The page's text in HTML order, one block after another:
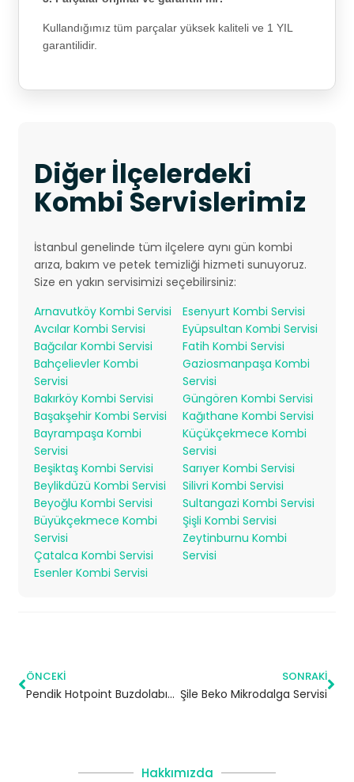
Kullandığımız tüm parçalar yüksek kaliteli ve 1 YIL
garantilidir.
Diğer İlçelerdeki
Kombi Servislerimiz
İstanbul genelinde tüm ilçelere aynı gün kombi
arıza, bakım ve petek temizliği hizmeti sunuyoruz.
Size en yakın servisimizi seçebilirsiniz:
Arnavutköy Kombi Servisi
Avcılar Kombi Servisi
Bağcılar Kombi Servisi
Bahçelievler Kombi
Servisi
Bakırköy Kombi Servisi
Başakşehir Kombi Servisi
Bayrampaşa Kombi
Servisi
Beşiktaş Kombi Servisi
Beylikdüzü Kombi Servisi
Beyoğlu Kombi Servisi
Büyükçekmece Kombi
Servisi
Çatalca Kombi Servisi
Esenler Kombi Servisi
Esenyurt Kombi Servisi
Eyüpsultan Kombi Servisi
Fatih Kombi Servisi
Gaziosmanpaşa Kombi
Servisi
Güngören Kombi Servisi
Kağıthane Kombi Servisi
Küçükçekmece Kombi
Servisi
Sarıyer Kombi Servisi
Silivri Kombi Servisi
Sultangazi Kombi Servisi
Şişli Kombi Servisi
Zeytinburnu Kombi
Servisi
ÖNCEKI
Pendik Hotpoint Buzdolabı Servisi
SONRAKI
Şile Beko Mikrodalga Servisi
Hakkımızda